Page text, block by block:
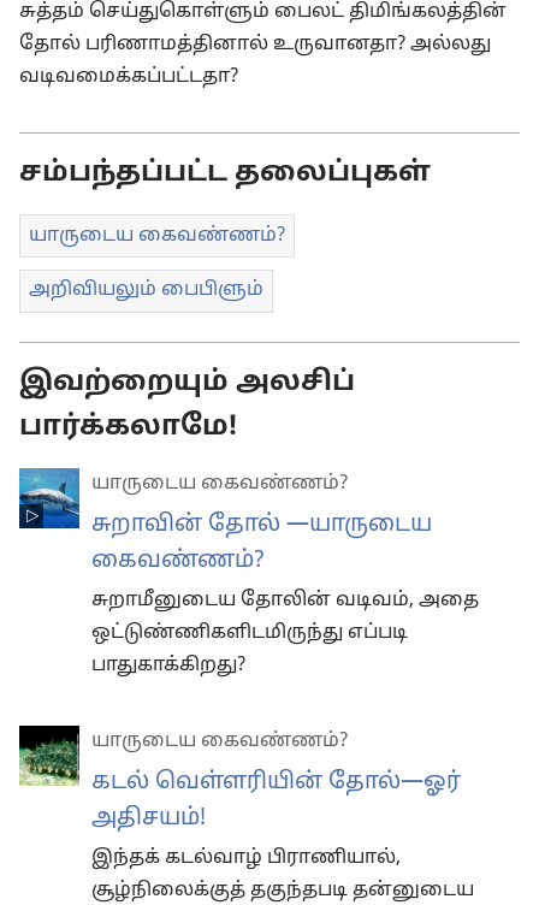
சுத்தம் செய்துகொள்ளும் பைலட் திமிங்கலத்தின்
தோல் பரிணாமத்தினால் உருவானதா? அல்லது
வடிவமைக்கப்பட்டதா?
சம்பந்தப்பட்ட தலைப்புகள்
யாருடைய கைவண்ணம்?
அறிவியலும் பைபிளும்
இவற்றையும் அலசிப்
பார்க்கலாமே!
யாருடைய கைவண்ணம்?
சுறாவின் தோல் ​—யாருடைய
கைவண்ணம்?
சுறாமீனுடைய தோலின் வடிவம், அதை
ஒட்டுண்ணிகளிடமிருந்து எப்படி
பாதுகாக்கிறது?
யாருடைய கைவண்ணம்?
கடல் வெள்ளரியின் தோல்—ஓர்
அதிசயம்!
இந்தக் கடல்வாழ் பிராணியால்,
சூழ்நிலைக்குத் தகுந்தபடி தன்னுடைய